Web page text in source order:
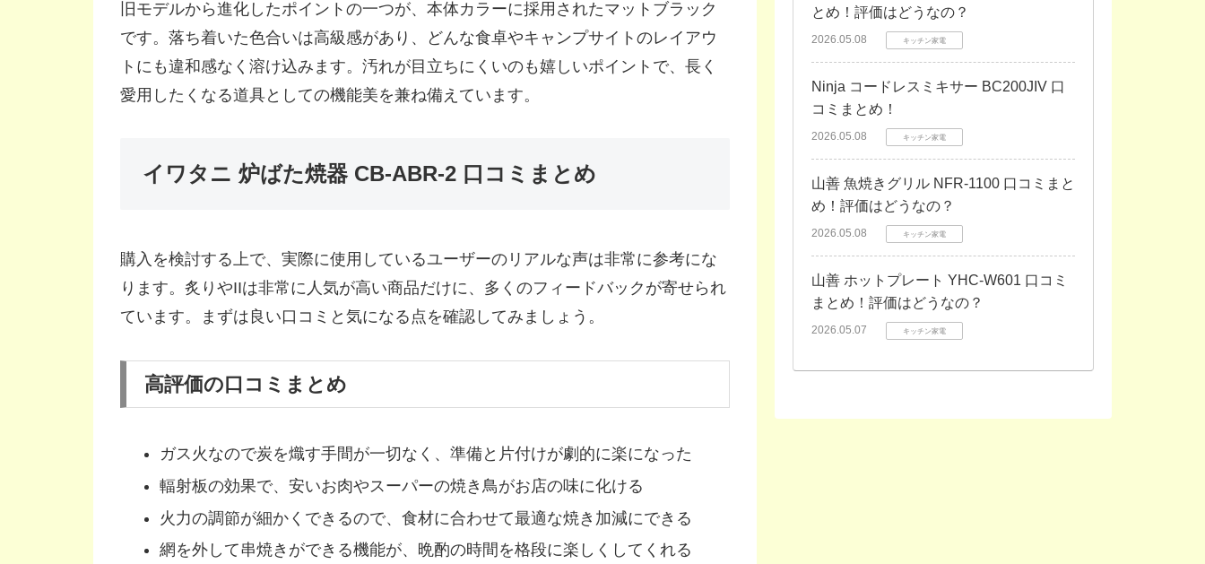
旧モデルから進化したポイントの一つが、本体カラーに採用されたマットブラック
です。落ち着いた色合いは高級感があり、どんな食卓やキャンプサイトのレイアウ
トにも違和感なく溶け込みます。汚れが目立ちにくいのも嬉しいポイントで、長く
愛用したくなる道具としての機能美を兼ね備えています。
イワタニ 炉ばた焼器 CB-ABR-2 口コミまとめ
購入を検討する上で、実際に使用しているユーザーのリアルな声は非常に参考にな
ります。炙りやIIは非常に人気が高い商品だけに、多くのフィードバックが寄せられ
ています。まずは良い口コミと気になる点を確認してみましょう。
高評価の口コミまとめ
ガス火なので炭を熾す手間が一切なく、準備と片付けが劇的に楽になった
輻射板の効果で、安いお肉やスーパーの焼き鳥がお店の味に化ける
火力の調節が細かくできるので、食材に合わせて最適な焼き加減にできる
網を外して串焼きができる機能が、晩酌の時間を格段に楽しくしてくれる
とめ！評価はどうなの？
2026.05.08 キッチン家電
Ninja コードレスミキサー BC200JIV 口
コミまとめ！
2026.05.08 キッチン家電
山善 魚焼きグリル NFR-1100 口コミまと
め！評価はどうなの？
2026.05.08 キッチン家電
山善 ホットプレート YHC-W601 口コミ
まとめ！評価はどうなの？
2026.05.07 キッチン家電